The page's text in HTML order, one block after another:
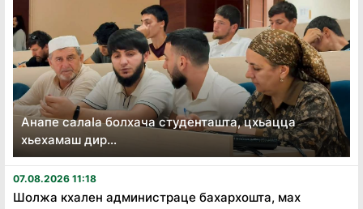
Анапе салаӏа болхача студенташта, цхьацца
хьехамаш дир...
07.08.2026 11:18
Шолжа кхален администраце бахархошта, мах